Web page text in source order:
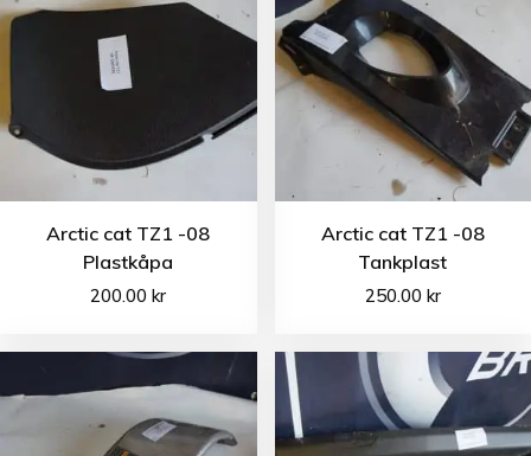
Arctic cat TZ1 -08
Plastkåpa
200.00kr
Arctic cat TZ1 -08
Tankplast
250.00 kr